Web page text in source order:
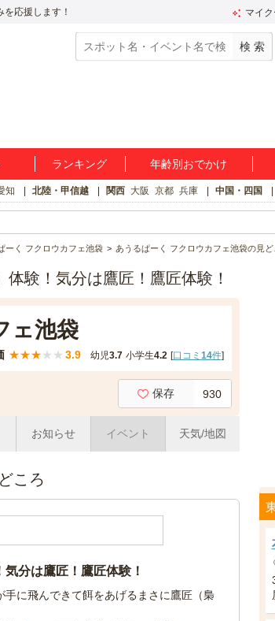
応援します！ マイ
ランキング 年齢別おでかけ
知 北陸・甲信越 関西 大阪 京都 兵庫 中国・四国
ーく フクロウカフェ池袋 あうるぱーく フクロウカフェ池袋の見
験！気分は鷹匠！鷹匠体験！
ェ池袋
★★★★ ★ 3.9 幼児3.7 小学生4.2 [口コミ 14件]
保存 930
お知らせ イベント 天気/地図
ころ
分は鷹匠！鷹匠体験！
に飛んできて餌をあげるまさに鷹匠（梟